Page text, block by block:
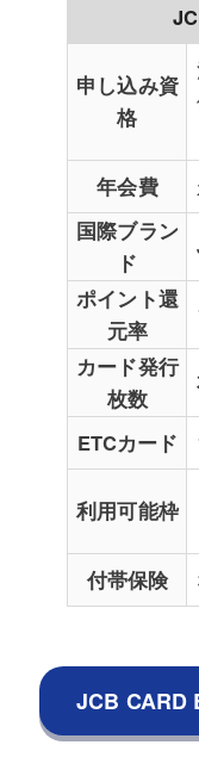
申し込み資
格
年会費
国際ブラン
ド
ポイント還
元率
カード発行
枚数
ETCカード
利用可能枠
付帯保険
JCB CARD